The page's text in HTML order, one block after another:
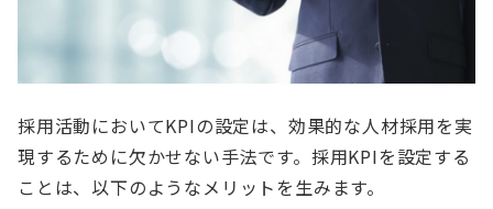
採用活動においてKPIの設定は、効果的な人材採用を実
現するために欠かせない手法です。採用KPIを設定する
ことは、以下のようなメリットを生みます。